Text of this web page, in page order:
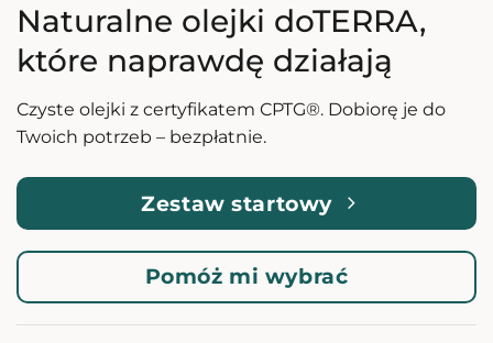
Naturalne olejki doTERRA,
które naprawdę działają
Czyste olejki z certyfikatem CPTG®. Dobiorę je do
Twoich potrzeb – bezpłatnie.
Zestaw startowy
Pomóż mi wybrać